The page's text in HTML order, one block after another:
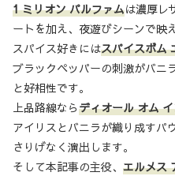
1 ミリオン パルファムは濃厚レ
ートを加え、夜遊びシーンで映
スパイス好きにはスパイスボム
ブラックペッパーの刺激がバニ
と好相性です。
上品路線ならディオール オム
アイリスとバニラが織り成すパ
さりげなく演出します。
そして本記事の主役、 エルメス